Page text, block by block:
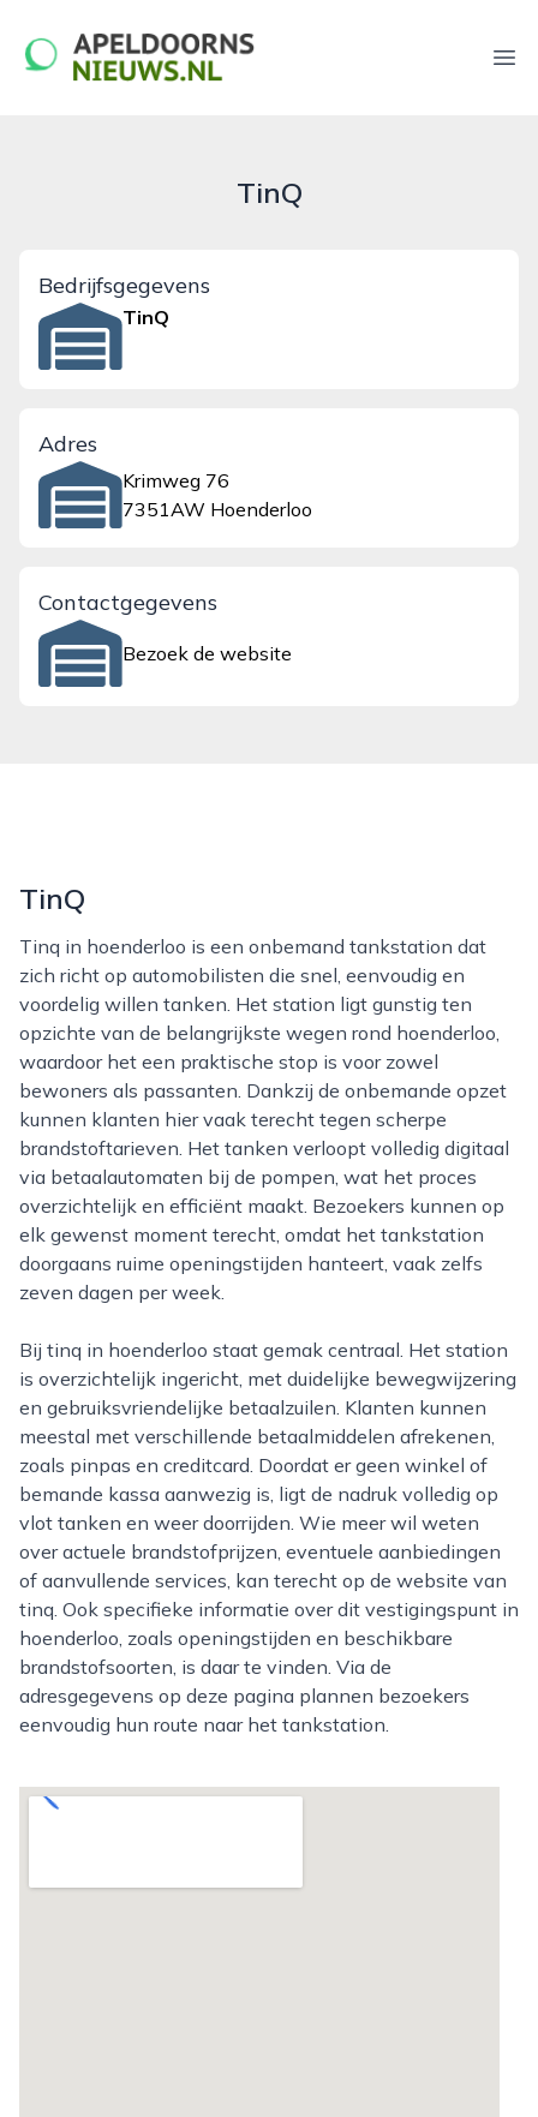
apeldoornsnieuws.nl
TinQ
Bedrijfsgegevens
TinQ
Adres
Krimweg 76
7351AW Hoenderloo
Contactgegevens
Bezoek de website
TinQ
Tinq in hoenderloo is een onbemand tankstation dat
zich richt op automobilisten die snel, eenvoudig en
voordelig willen tanken. Het station ligt gunstig ten
opzichte van de belangrijkste wegen rond hoenderloo,
waardoor het een praktische stop is voor zowel
bewoners als passanten. Dankzij de onbemande opzet
kunnen klanten hier vaak terecht tegen scherpe
brandstoftarieven. Het tanken verloopt volledig digitaal
via betaalautomaten bij de pompen, wat het proces
overzichtelijk en efficiënt maakt. Bezoekers kunnen op
elk gewenst moment terecht, omdat het tankstation
doorgaans ruime openingstijden hanteert, vaak zelfs
zeven dagen per week.
Bij tinq in hoenderloo staat gemak centraal. Het station
is overzichtelijk ingericht, met duidelijke bewegwijzering
en gebruiksvriendelijke betaalzuilen. Klanten kunnen
meestal met verschillende betaalmiddelen afrekenen,
zoals pinpas en creditcard. Doordat er geen winkel of
bemande kassa aanwezig is, ligt de nadruk volledig op
vlot tanken en weer doorrijden. Wie meer wil weten
over actuele brandstofprijzen, eventuele aanbiedingen
of aanvullende services, kan terecht op de website van
tinq. Ook specifieke informatie over dit vestigingspunt in
hoenderloo, zoals openingstijden en beschikbare
brandstofsoorten, is daar te vinden. Via de
adresgegevens op deze pagina plannen bezoekers
eenvoudig hun route naar het tankstation.